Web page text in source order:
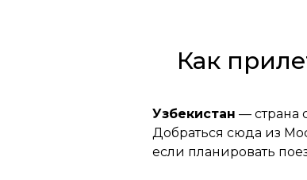
Как
Узбекистан — страна
Добраться сюда из
если планировать